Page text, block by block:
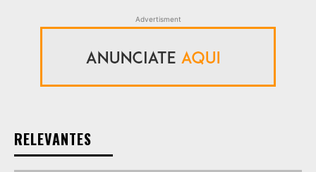
Advertisment
RELEVANTES